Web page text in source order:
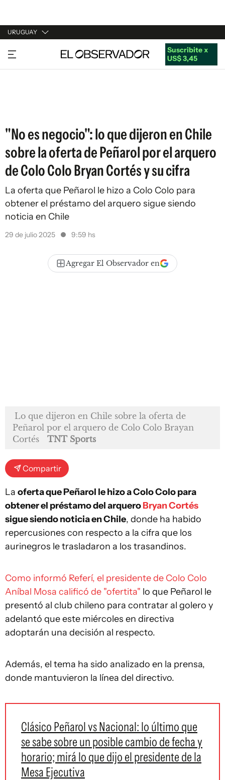
URUGUAY
URUGUAY
ARGENTINA
Suscribite x
US$ 3,45
"No es negocio": lo que dijeron en Chile
sobre la oferta de Peñarol por el arquero
de Colo Colo Bryan Cortés y su cifra
La oferta que Peñarol le hizo a Colo Colo para
obtener el préstamo del arquero sigue siendo
noticia en Chile
29 de julio 2025 9:59 hs
Agregar El Observador en
Lo que dijeron en Chile sobre la oferta de
Peñarol por el arquero de Colo Colo Brayan
Cortés
TNT Sports
Compartir
La oferta que Peñarol le hizo a Colo Colo para
obtener el préstamo del arqueroBryan Cortés
sigue siendo noticia en Chile, donde ha habido
repercusiones con respecto a la cifra que los
aurinegros le trasladaron a los trasandinos.
Como informó Referí, el presidente de Colo Colo
Aníbal Mosa calificó de "ofertita" lo que Peñarol le
presentó al club chileno para contratar al golero y
adelantó que este miércoles en directiva
adoptarán una decisión al respecto.
Además, el tema ha sido analizado en la prensa,
donde mantuvieron la línea del directivo.
Clásico Peñarol vs Nacional: lo último que
se sabe sobre un posible cambio de fecha y
horario; mirá lo que dijo el presidente de la
Mesa Ejecutiva